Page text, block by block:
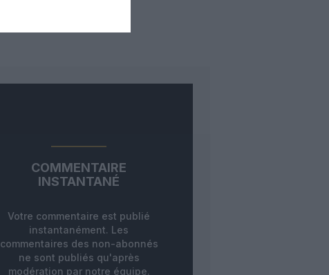
COMMENTAIRE
INSTANTANÉ
Votre commentaire est publié
instantanément. Les
commentaires des non-abonnés
ne sont publiés qu'après
modération par notre équipe.